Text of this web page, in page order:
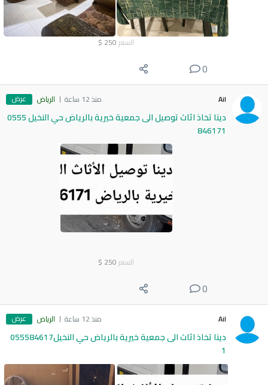
السعر 250
$
0
Ail منذ 12 ساعة الرياض عرض
دينا تخاذ اثاث توصيل الى جمعية خيرية بالرياض حي النخيل 0555
846171
السعر 250
$
0
Ail منذ 12 ساعة الرياض عرض
دينا تخاذ اثاث الى جمعية خيرية بالرياض حي النخيل055584617
1